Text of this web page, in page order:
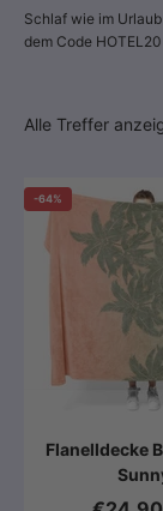
Schlaf wie im
dem Code HOTEL20
Alle Treffer
-64%
Flanelldecke